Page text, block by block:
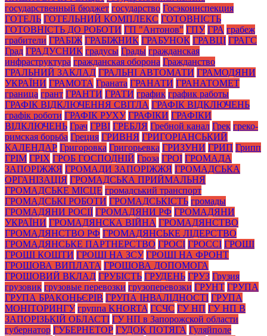
государственный бюджет государство Госэкоинспекция
ГОТЕЛЬ ГОТЕЛЬНИЙ КОМПЛЕКС ГОТОВНІСТЬ
ГОТОВНІСТЬ ДО РОБОТИ ГП "Антонов" ГПУ ГРА грабеж
грабители ГРАБІЖ ГРАБІЖНИК ГРАБУНОК ГРАВЦІ ГРАГС
Град ГРАДУСНИК градусы Грады гражданская
инфраструктура гражданская оборона Гражданство
ГРАЛЬНИЙ ЗАКЛАД ГРАЛЬНІ АВТОМАТИ ГРАМОДЯНИ
УКРАЇНИ ГРАМОТА Граната ГРАНАТИ ГРАНАТОМЕТ
граница грант ГРАНТИ ГРАТИ график график работы
ГРАФІК ВІДКЛЮЧЕННЯ СВІТЛА ГРАФІК ВІДКЛЮЧЕНЬ
графік роботи ГРАФІК РУХУ ГРАФІКИ ГРАФІКИ
ВІДКЛЮЧЕНЬ Грач ГРВІ ГРЕБЛЯ Гребной канал Грек греко-
римская борьба Греция ГРИВНЯ ГРИГОРІАНСЬКИЙ
КАЛЕНДАР Григоровка Григорьевка ГРИЗУНИ ГРИП Грипп
ГРІМ ГРІХ ГРОБ ГОСПОДНІЙ Гроза ГРОІ ГРОМАДА
ЗАПОРІЖЖЯ ГРОМАДИ ЗАПОРІЖЖЯ ГРОМАДСЬКА
ОРГАНІЗАЦІЯ ГРОМАДСЬКА ПРИЙМАЛЬНЯ
ГРОМАДСЬКЕ МІСЦЕ громадський транспорт
ГРОМАДСЬКІ РОБОТИ ГРОМАДСЬКІСТЬ громады
ГРОМАДЯНИ РОСІЇ ГРОМАДЯНИ РФ ГРОМАДЯНИ
УКРАЇНИ ГРОМАДЯНСКА ВІЙНА ГРОМАДЯНСТВО
ГРОМАДЯНСТВО РФ ГРОМАДЯНСЬКЕ ЛІДЕРСТВО
ГРОМАДЯНСЬКЕ ПАРТНЕРСТВО ГРОСІ ГРОССІ ГРОШІ
ГРОШІ КОШТИ ГРОШІ НА ЗСУ ГРОШІ НА ФРОНТ
ГРОШОВА ВИПЛАТА ГРОШОВА ДОПОМОГА
ГРОШОВИЙ ВКЛАД ГРУБІСТЬ ГРУДЕНЬ ГРУЗ Грузия
грузовик грузовые перевозки грузоперевозки ГРУНТ ГРУПА
ГРУПА БРАКОНЬЄРІВ ГРУПА ІНВАЛІДНОСТІ ГРУПА
МОНІТОРИНГУ группа KHORTA ГСЧС ГУ НП ГУ НП В
ЗАПОРІЗЬКІЙ ОБЛАСТІ ГУ НП в Запорожской области
губернатор ГУБЕРНЕТОР ГУДОК ПОТЯГА Гуляйполе